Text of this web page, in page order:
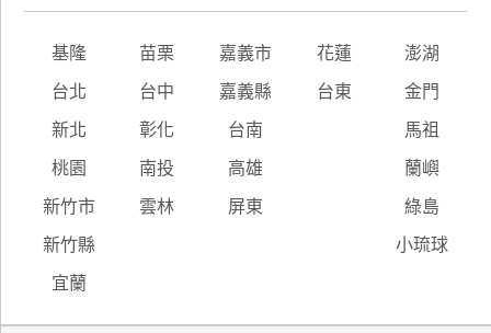
基隆 苗栗 嘉義市 花蓮 澎湖
台北 台中 嘉義縣 台東 金門
新北 彰化 台南 馬祖
桃園 南投 高雄 蘭嶼
新竹市 雲林 屏東 綠島
新竹縣 小琉球
宜蘭